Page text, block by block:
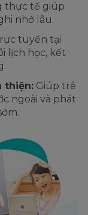
thực tế giúp
nhớ lâu.
tuyến tại
lịch học, kết
thiện: Giúp trẻ
ngoài và phát